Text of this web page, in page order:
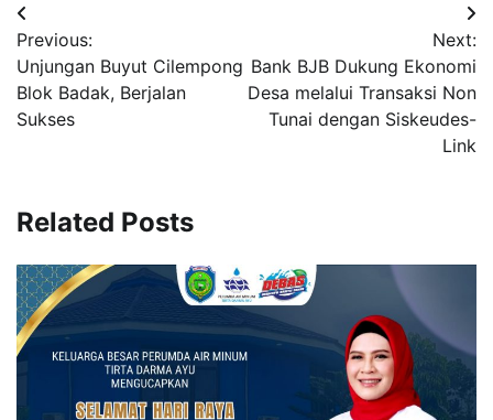
Post
navigation
Previous:
Unjungan Buyut Cilempong
Blok Badak, Berjalan
Sukses
Next:
Bank BJB Dukung Ekonomi
Desa melalui Transaksi Non
Tunai dengan Siskeudes-
Link
Related Posts